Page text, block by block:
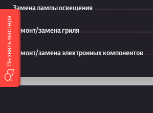
Замена лампы освещения
Ремонт/замена гриля
Ремонт/замена электронных компонентов
Вызвать мастера